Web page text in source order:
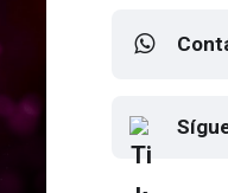
Elton
para
Banorte